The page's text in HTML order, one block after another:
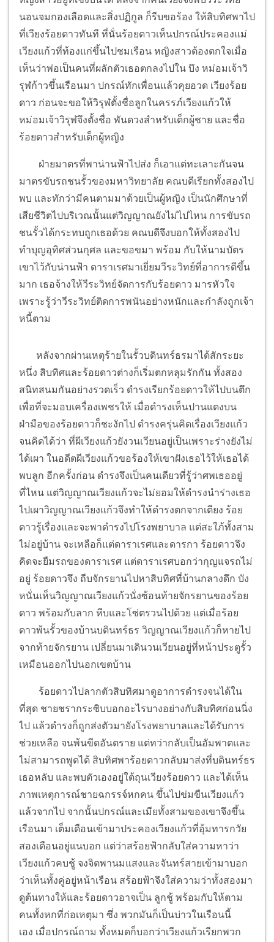
นอนจมกองเลือดและสิ่งปฏิกูล ก็รีบขอร้อง ให้สิบทิศพาไป
ที่เวียงร้อยดาวทันที ที่นั่นร้อยดาวเห็นปกรณ์ประคองแม่
เวียงแก้วที่ท้องแก่ขึ้นไปชมเรือน หญิงสาวต้องตกใจเมื่อ
เห็นว่าพ่อเป็นคนที่ผลักตัวเธอตกลงไปใน บึง หม่อมเจ้าวิ
รุฬก้าวขึ้นเรือนมา ปกรณ์ทักเพื่อนแล้วคุยอวด เวียงร้อย
ดาว ก่อนจะขอให้วิรุฬตั้งชื่อลูกในครรภ์เวียงแก้วให้
หม่อมเจ้าวิรุฬจึงตั้งชื่อ พันดวงสำหรับเด็กผู้ชาย และชื่อ
ร้อยดาวสำหรับเด็กผู้หญิง
ฝ่ายมาตรที่พาน่านฟ้าไปส่ง ก็เอาแต่ทะเลาะกันจน
มาตรขับรถชนรั้วของมหาวิทยาลัย คณบดีเรียกทั้งสองไป
พบ และทักว่ามีคนตามมาด้วยเป็นผู้หญิง เป็นนักศึกษาที่
เสียชีวิตไปบริเวณนั้นแต่วิญญาณยังไม่ไปไหน การขับรถ
ชนรั้วได้กระทบถูกเธอด้วย คณบดีจึงบอกให้ทั้งสองไป
ทำบุญอุทิศส่วนกุศล และขอขมา พร้อม กับให้นามบัตร
เขาไว้กับน่านฟ้า ดาราเรศมาเยี่ยมวีระวิทย์ที่อาการดีขึ้น
มาก เธอจ้างให้วีระวิทย์จัดการกับร้อยดาว มารหัวใจ
เพราะรู้ว่าวีระวิทย์ติดการพนันอย่างหนักและกำลังถูกเจ้า
หนี้ตาม
หลังจากผ่านเหตุร้ายในรั้วบดินทร์ธรมาได้สักระยะ
หนึ่ง สิบทิศและร้อยดาวต่างก็เริ่มตกหลุมรักกัน ทั้งสอง
สนิทสนมกันอย่างรวดเร็ว ดำรงเรียกร้อยดาวให้ไปบนตึก
เพื่อที่จะมอบเครื่องเพชรให้ เมื่อดำรงเห็นปานแดงบน
ฝ่ามือของร้อยดาวก็ชะงักไป ดำรงครุ่นคิดเรื่องเวียงแก้ว
จนคิดได้ว่า ที่ผีเวียงแก้วยังวนเวียนอยู่เป็นเพราะร่างยังไม่
ได้เผา ในอดีตผีเวียงแก้วขอร้องให้เขาฝังเธอไว้ให้เธอได้
พบลูก อีกครั้งก่อน ดำรงจึงเป็นคนเดียวที่รู้ว่าศพเธออยู่
ที่ไหน แต่วิญญาณเวียงแก้วจะไม่ยอมให้ดำรงนำร่างเธอ
ไปเผาวิญญาณเวียงแก้วจึงทำให้ดำรงตกจากเตียง ร้อย
ดาวรู้เรื่องและจะพาดำรงไปโรงพยาบาล แต่สะใภ้ทั้งสาม
ไม่อยู่บ้าน จะเหลือก็แต่ดาราเรศและดารกา ร้อยดาวจึง
คิดจะยืมรถของดาราเรศ แต่ดาราเรศบอกว่ากุญแจรถไม่
อยู่ ร้อยดาวจึง ถีบจักรยานไปหาสิบทิศที่บ้านกลางดึก บัง
หนั่นเห็นวิญญาณเวียงแก้วนั่งซ้อนท้ายจักรยานของร้อย
ดาว พร้อมกับลาก หีบและโซ่ตรวนไปด้วย แต่เมื่อร้อย
ดาวพ้นรั้วของบ้านบดินทร์ธร วิญญาณเวียงแก้วก็หายไป
จากท้ายจักรยาน เปลี่ยนมาเดินวนเวียนอยู่ที่หน้าประตูรั้ว
เหมือนออกไปนอกเขตบ้าน
ร้อยดาวไปลากตัวสิบทิศมาดูอาการดำรงจนได้ใน
ที่สุด ชายชรากระซิบบอกอะไรบางอย่างกับสิบทิศก่อนนิ่ง
ไป แล้วดำรงก็ถูกส่งตัวมายังโรงพยาบาลและได้รับการ
ช่วยเหลือ จนพ้นขีดอันตราย แต่ทว่ากลับเป็นอัมพาตและ
ไม่สามารถพูดได้ สิบทิศพาร้อยดาวกลับมาส่งที่บดินทร์ธร
เธอหลับ และพบตัวเองอยู่ใต้ถุนเวียงร้อยดาว และได้เห็น
ภาพเหตุการณ์ชายฉกรรจ์หกคน ขึ้นไปข่มขืนเวียงแก้ว
แล้วจากไป จากนั้นปกรณ์และเมียทั้งสามของเขาจึงขึ้น
เรือนมา เต็มเดือนเข้ามาประคองเวียงแก้วที่อุ้มทารกวัย
สองเดือนอยู่แนบอก แต่ว่าสร้อยฟ้ากลับใส่ความหาว่า
เวียงแก้วคบชู้ จงจิตพานมแสงและจันทร์สายเข้ามาบอก
ว่าเห็นทั้งคู่อยู่หน้าเรือน สร้อยฟ้าจึงใส่ความว่าทั้งสองมา
ดูต้นทางให้และร้อยดาวอาจเป็น ลูกชู้ พร้อมกับให้ตาม
คนทั้งหกที่ก่อเหตุมา ซึ่ง พวกมันก็เป็นบ่าวในเรือนนี้
เอง เมื่อปกรณ์ถาม ทั้งหมดก็บอกว่าเวียงแก้วเรียกพวก